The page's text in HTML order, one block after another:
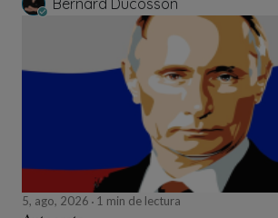
Bernard Ducosson
5, ago, 2026 1 min de lectura